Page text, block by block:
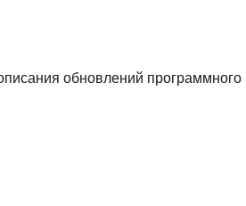
обновлений программного